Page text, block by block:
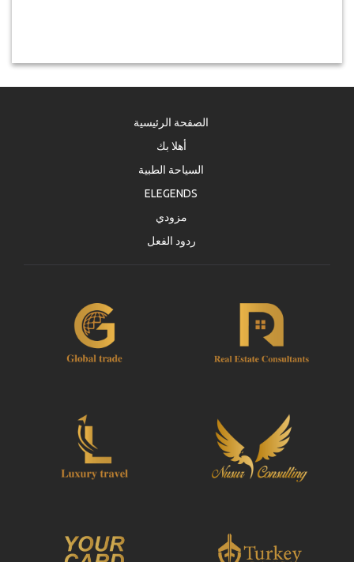
الصفحة الرئيسية
أهلا بك
السياحة الطبية
ELEGENDS
مزودي
ردود الفعل